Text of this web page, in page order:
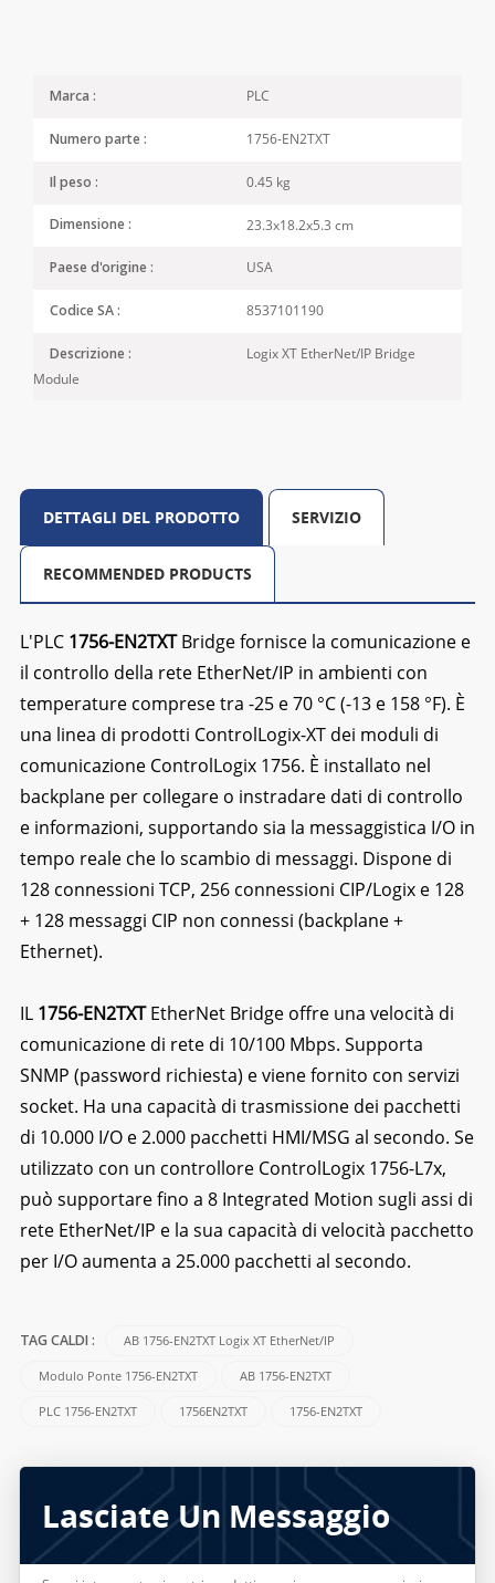
Marca : PLC
Numero parte : 1756-EN2TXT
Il peso : 0.45 kg
Dimensione : 23.3x18.2x5.3 cm
Paese d'origine : USA
Codice SA : 8537101190
Descrizione :
Logix XT EtherNet/IP Bridge
Module
DETTAGLI DEL PRODOTTO SERVIZIO
RECOMMENDED PRODUCTS
L'PLC 1756-EN2TXTBridge fornisce la comunicazione e
il controllo della rete EtherNet/IP in ambienti con
temperature comprese tra -25 e 70 °C (-13 e 158 °F). È
una linea di prodotti ControlLogix-XT dei moduli di
comunicazione ControlLogix 1756. È installato nel
backplane per collegare o instradare dati di controllo
e informazioni, supportando sia la messaggistica I/O in
tempo reale che lo scambio di messaggi. Dispone di
128 connessioni TCP, 256 connessioni CIP/Logix e 128
+ 128 messaggi CIP non connessi (backplane +
Ethernet).
IL 1756-EN2TXTEtherNet Bridge offre una velocità di
comunicazione di rete di 10/100 Mbps. Supporta
SNMP (password richiesta) e viene fornito con servizi
socket. Ha una capacità di trasmissione dei pacchetti
di 10.000 I/O e 2.000 pacchetti HMI/MSG al secondo. Se
utilizzato con un controllore ControlLogix 1756-L7x,
può supportare fino a 8 Integrated Motion sugli assi di
rete EtherNet/IP e la sua capacità di velocità pacchetto
per I/O aumenta a 25.000 pacchetti al secondo.
TAG CALDI : AB 1756-EN2TXT Logix XT EtherNet/IP
Modulo Ponte 1756-EN2TXT AB 1756-EN2TXT
PLC 1756-EN2TXT 1756EN2TXT 1756-EN2TXT
Lasciate Un Messaggio